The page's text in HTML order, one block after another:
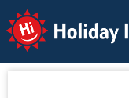
Holiday Info